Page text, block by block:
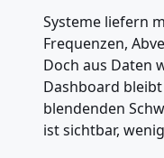
Systeme liefern
Frequenzen,
Doch aus Daten
Dashboard
blendenden
ist sichtbar,